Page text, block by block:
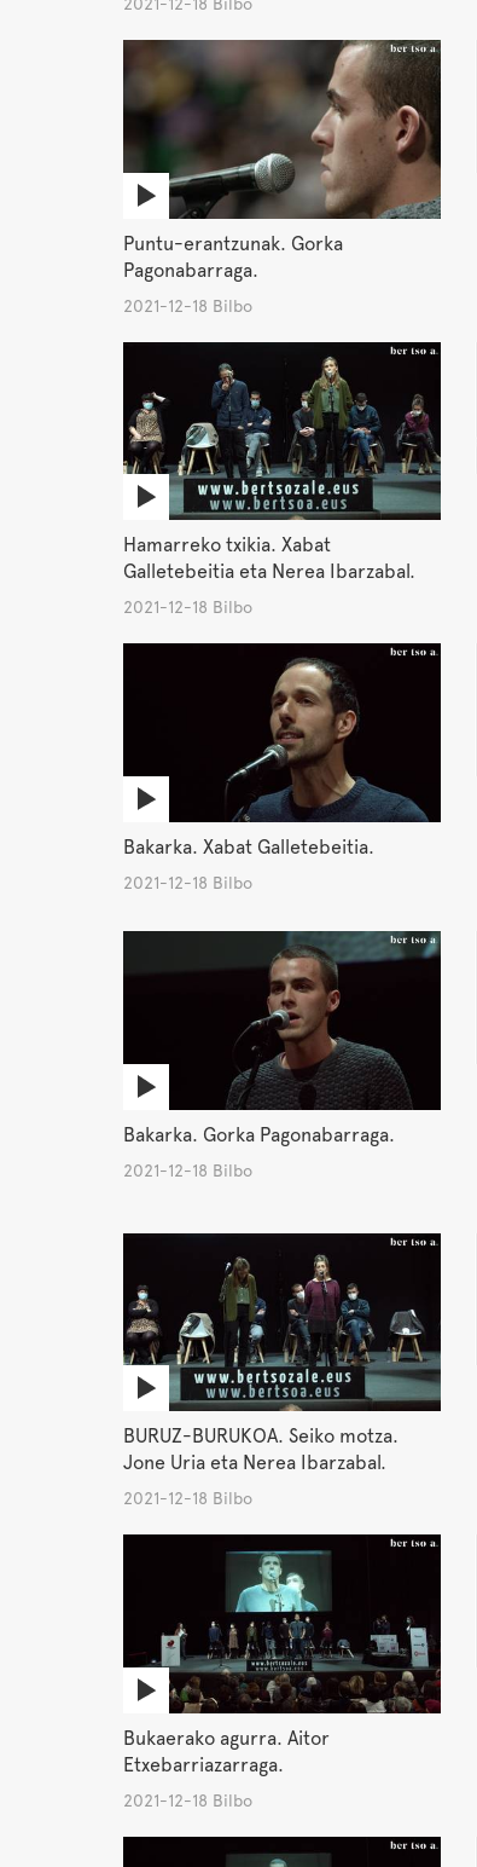
Puntu-erantzunak. Gorka
Pagonabarraga.
2021-12-18 Bilbo
Hamarreko txikia. Xabat
Galletebeitia eta Nerea Ibarzabal.
2021-12-18 Bilbo
Bakarka. Xabat Galletebeitia.
2021-12-18 Bilbo
Bakarka. Gorka Pagonabarraga.
2021-12-18 Bilbo
BURUZ-BURUKOA. Seiko motza.
Jone Uria eta Nerea Ibarzabal.
2021-12-18 Bilbo
Bukaerako agurra. Aitor
Etxebarriazarraga.
2021-12-18 Bilbo